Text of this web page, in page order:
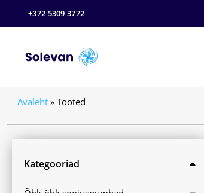
+372 5309 3772
Avaleht » Tooted
Kategooriad